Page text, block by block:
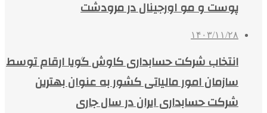
پوست و مو اورجینال در مرودشت
۱۴۰۳/۱۱/۲۸
انتخاب شرکت حسابداری کاوش گویا ارقام توسط
سازمان امور مالیاتی کشور به عنوان بهترین
شرکت حسابداری ایران در سال جاری